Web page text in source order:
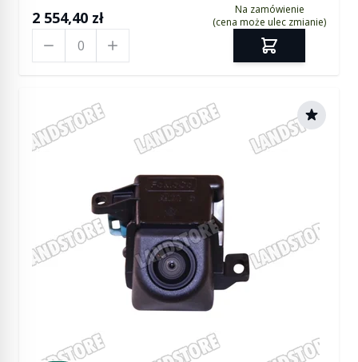
2 554,40 zł
Na zamówienie
(cena może ulec zmianie)